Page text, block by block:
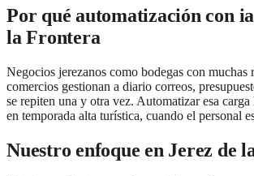
Por quéautomatización con ia
la Frontera
Negocios jerezanos como bodegas con muchas
comercios gestionan a diario correos,
se repiten una y otra vez. Automatizar esa
en temporada alta turística, cuando el personal
Nuestro enfoque en Jerez de